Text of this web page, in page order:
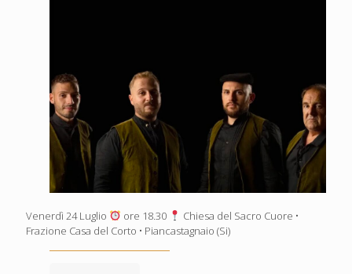
Venerdì 24 Luglio ore 18.30
Chiesa del Sacro Cuore •
Frazione Casa del Corto • Piancastagnaio (Si)